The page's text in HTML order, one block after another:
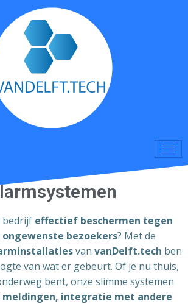
bedrijf effectief beschermen tegen
bezoekers? Met de
van vanDelft.tech ben
van wat er gebeurt. Of je nu thuis,
bent, onze slimme systemen
meldingen, integratie met andere